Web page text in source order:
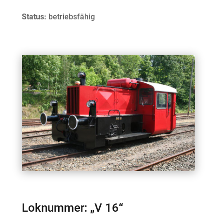
Status: betriebsfähig
Loknummer: „V 16“